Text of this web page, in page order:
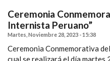
Ceremonia
Internista Peruano”
Martes, Noviembre 28, 2023 - 15:38
Ceremonia Conmemorativa
cual se realizará el día martes